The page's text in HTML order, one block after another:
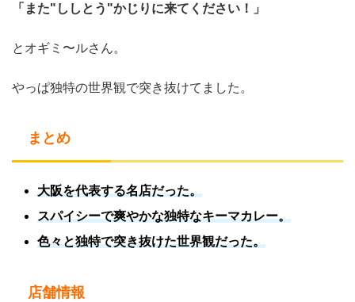
「また"ししとう"かじりに来てください！」
とオギミ〜ルさん。
やっぱ独特の世界観で突き抜けてました。
まとめ
大阪を代表する名店だった。
スパイシーで爽やかな独特なキーマカレー。
色々と独特で突き抜けた世界観だった。
店舗情報